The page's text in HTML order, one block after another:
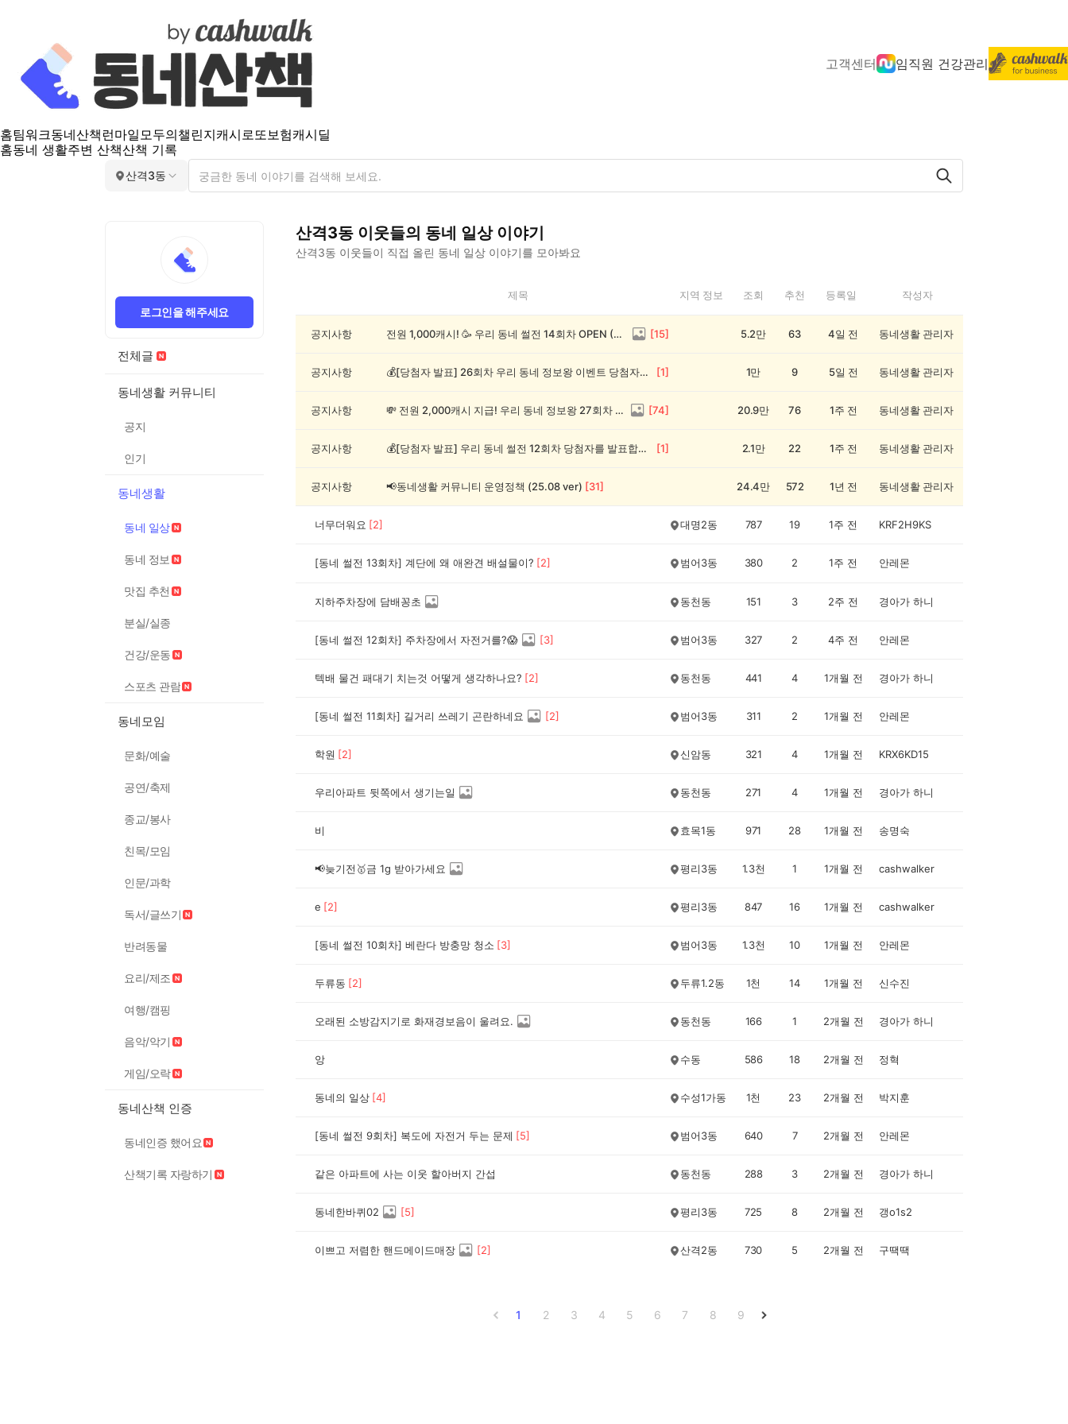
고객센터 임직원 건강관리
홈팀워크동네산책 런마일모두의챌린지캐시로또보험캐시딜
홈동네 생활주변 산책산책 기록
산격3동
로그인을 해주세요
전체글
동네생활 커뮤니티
공지
인기
동네생활
동네 일상
동네 정보
맛집 추천
분실/실종
건강/운동
스포츠 관람
동네모임
문화/예술
공연/축제
종교/봉사
친목/모임
인문/과학
독서/글쓰기
반려동물
요리/제조
여행/캠핑
음악/악기
게임/오락
동네산책 인증
동네인증 했어요
산책기록 자랑하기
산격3동 이웃들의 동네 일상이야기
산격3동 이웃들이 직접 올린 동네 일상 이야기를 모아봐요
3
제목 지역 정보 조회 추천 등록일 작성자
공지사항 전원 1,000캐시! 🥳 우리 동네 썰전 14회차 OPEN (~8/17) [15] 5.2만 63 4일 전 동네생활 관리자
공지사항 💰[당첨자 발표] 26회차 우리 동네 정보왕 이벤트 당첨자를 발표합니다! [1] 1만 9 5일 전 동네생활 관리자
공지사항 💸 전원 2,000캐시 지급! 우리 동네 정보왕 27회차 (~8/10) [74] 20.9만 76 1주 전 동네생활 관리자
공지사항 💰[당첨자 발표] 우리 동네 썰전 12회차 당첨자를 발표합니다! [1] 2.1만 22 1주 전 동네생활 관리자
공지사항 📢동네생활 커뮤니티 운영정책 (25.08 ver) [31] 24.4만 572 1년 전 동네생활 관리자
너무더워요 [2] 대명2동 787 19 1주 전 KRF2H9KS
[동네 썰전 13회차] 계단에 왜 애완견 배설물이? [2] 범어3동 380 2 1주 전 안레몬
지하주차장에 담배꽁초 동천동 151 3 2주 전 경아가 하니
[동네 썰전 12회차] 주차장에서 자전거를?😱 [3] 범어3동 327 2 4주 전 안레몬
텍배 물건 패대기 치는것 어떻게 생각하나요? [2] 동천동 441 4 1개월 전 경아가 하니
[동네 썰전 11회차] 길거리 쓰레기 곤란하네요 [2] 범어3동 311 2 1개월 전 안레몬
학원 [2] 신암동 321 4 1개월 전 KRX6KD15
우리아파트 뒷쪽에서 생기는일 동천동 271 4 1개월 전 경아가 하니
비 효목1동 971 28 1개월 전 송명숙
📢늦기전🥇금 1g 받아가세요 평리3동 1.3천 1 1개월 전 cashwalker
e [2] 평리3동 847 16 1개월 전 cashwalker
[동네 썰전 10회차] 베란다 방충망 청소 [3] 범어3동 1.3천 10 1개월 전 안레몬
두류동 [2] 두류1.2동 1천 14 1개월 전 신수진
오래된 소방감지기로 화재경보음이 울려요. 동천동 166 1 2개월 전 경아가 하니
앙 수동 586 18 2개월 전 정혁
동네의 일상 [4] 수성1가동 1천 23 2개월 전 박지훈
[동네 썰전 9회차] 복도에 자전거 두는 문제 [5] 범어3동 640 7 2개월 전 안레몬
같은 아파트에 사는 이웃 할아버지 간섭 동천동 288 3 2개월 전 경아가 하니
동네한바퀴02 [5] 평리3동 725 8 2개월 전 갱o1s2
이쁘고 저렴한 핸드메이드매장 [2] 산격2동 730 5 2개월 전 구땍땍
1 2 3 4 5 6 7 8 9